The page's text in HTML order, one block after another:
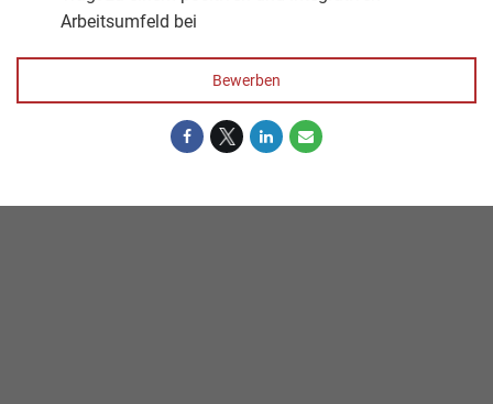
Arbeitsumfeld bei
Bewerben